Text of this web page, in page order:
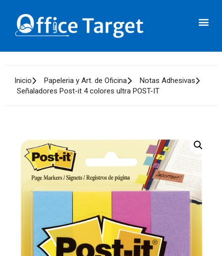
Inicio Papeleria y Art. de Oficina
Notas Adhesivas
Señaladores Post-it 4 colores ultra POST-IT